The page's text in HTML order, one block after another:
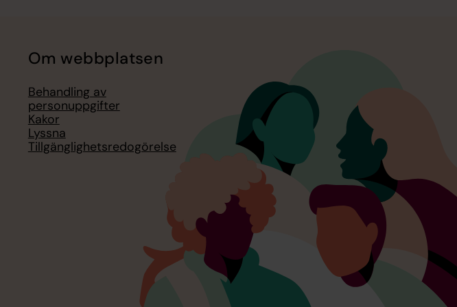
Om webbplatsen
Behandling av
personuppgifter
Kakor
Lyssna
Tillgänglighetsredogörelse